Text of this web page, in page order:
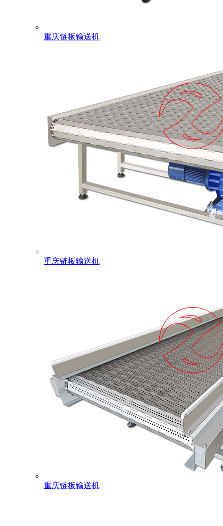
重庆链板输送机
重庆链板输送机
重庆链板输送机